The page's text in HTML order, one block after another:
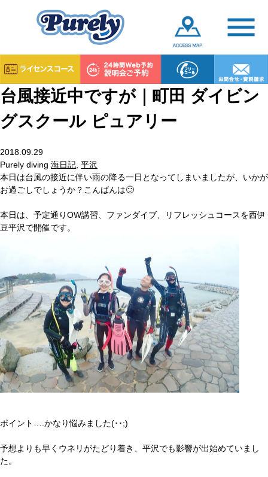
台風接近中ですが｜町田 ダイビン
グスクール ピュアリー
2018.09.29
Purely diving 海日記 平沢
本日は台風の接近に伴い雨の降る一日となってしまいましたが、いかが
お過ごしでしょうか？こんばんは🙂
本日は、予定通りOW講習、ファンダイブ、リフレッシュコースを西伊
豆平沢で開催です。
ポイント….かなり悩みました(･･;)
予想よりも早くウネリがたどり着き、平沢でも影響が出始めていまし
た。